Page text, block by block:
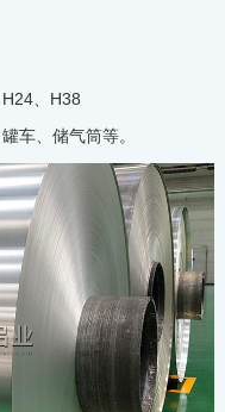
、H38
车、储气筒等。